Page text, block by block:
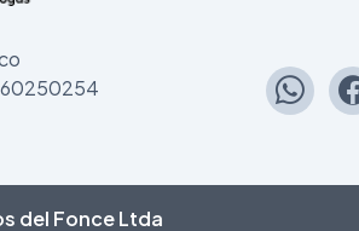
del Fonce Ltda